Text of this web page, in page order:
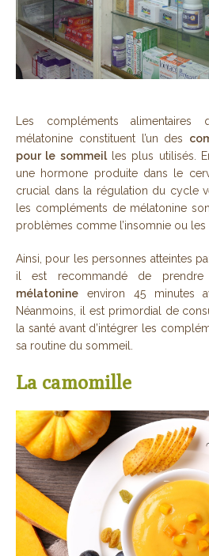
Les compléments
mélatonine constituent l’un des
pour le sommeilles plus utilisés.
une hormone produite dans le
crucial dans la régulation du cycle
les compléments de mélatonine
problèmes comme l’insomnie ou les
Ainsi, pour les personnes atteintes
il est recommandé de
mélatonine environ 45 minutes
Néanmoins, il est primordial de
la santé avant d’intégrer les
sa routine du sommeil.
La camomille